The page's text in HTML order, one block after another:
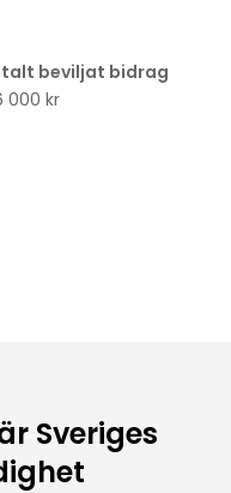
beviljat bidrag
000 kr
Sveriges